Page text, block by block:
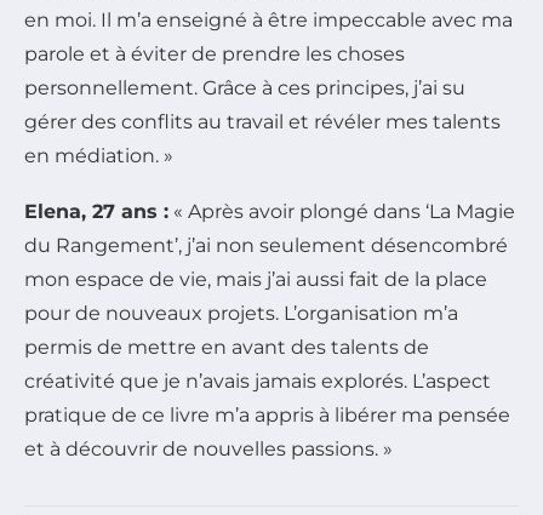
en moi. Il m’a enseigné à être impeccable avec ma
parole et à éviter de prendre les choses
personnellement. Grâce à ces principes, j’ai su
gérer des conflits au travail et révéler mes talents
en médiation. »
Elena, 27 ans : « Après avoir plongé dans ‘La Magie
du Rangement’, j’ai non seulement désencombré
mon espace de vie, mais j’ai aussi fait de la place
pour de nouveaux projets. L’organisation m’a
permis de mettre en avant des talents de
créativité que je n’avais jamais explorés. L’aspect
pratique de ce livre m’a appris à libérer ma pensée
et à découvrir de nouvelles passions. »